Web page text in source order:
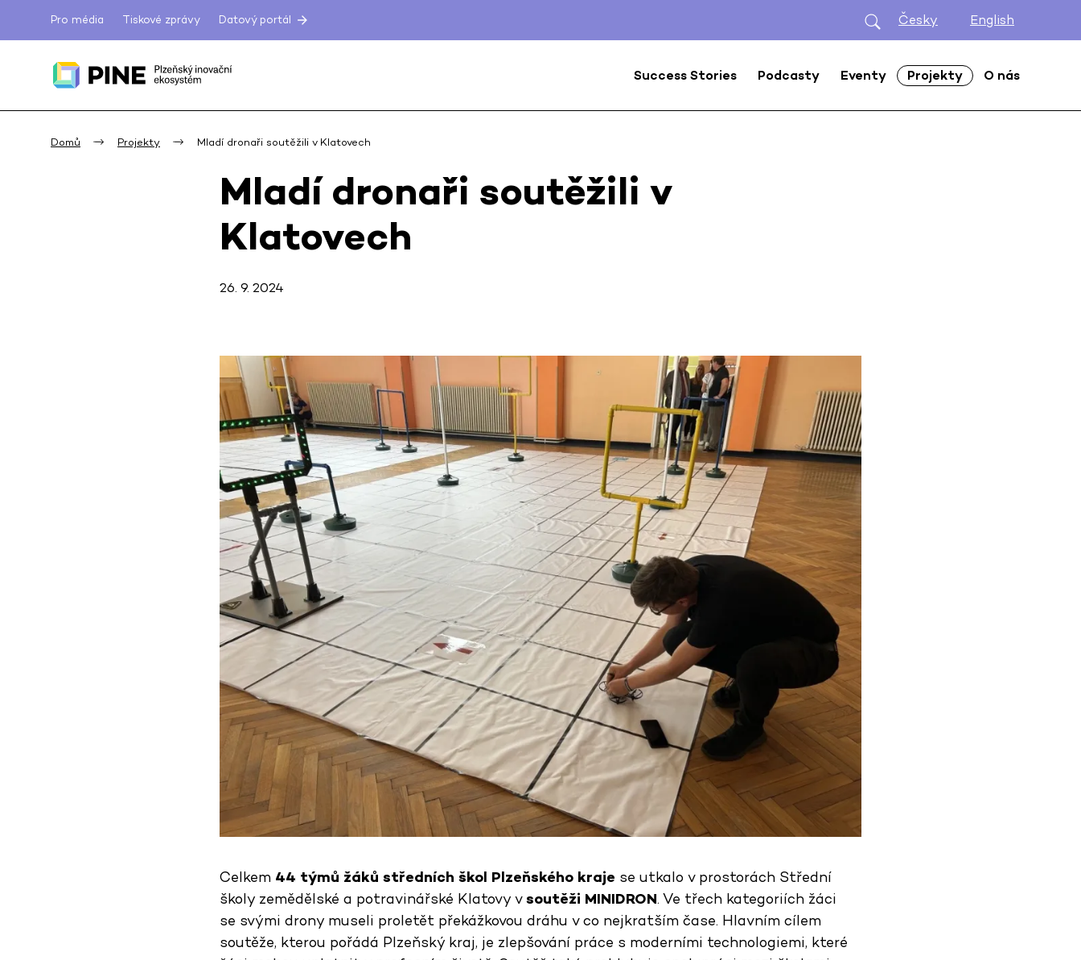
Pro média Tiskové zprávy Datový portál Česky English
Success Stories Podcasty Eventy Projekty O nás
Domů Projekty Mladí dronaři soutěžili v Klatovech
Mladí dronaři soutěžili v
Klatovech
26. 9. 2024
Celkem 44 týmů žáků středních škol Plzeňského kraje se utkalo v prostorách Střední
školy zemědělské a potravinářské Klatovy vsoutěži MINIDRON. Ve třech kategoriích žáci
se svými drony museli proletět překážkovou dráhu v co nejkratším čase. Hlavním cílem
soutěže, kterou pořádá Plzeňský kraj, je zlepšování práce s moderními technologiemi, které